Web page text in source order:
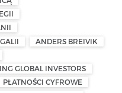
ANDERS BREIVIK
GLOBAL INVESTORS
PŁATNOŚCI CYFROWE